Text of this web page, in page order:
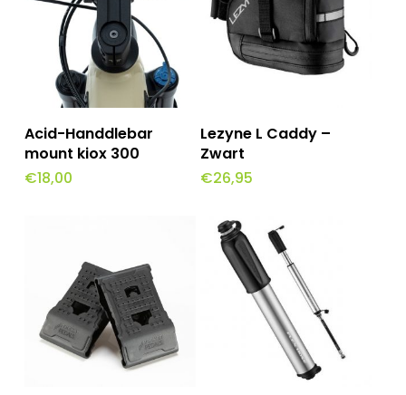
Toevoegen Aan
Winkelwagen
Acid-Handdlebar
mount kiox 300
€18,00
Toevoegen Aan
Winkelwagen
Lezyne L Caddy –
Zwart
€26,95